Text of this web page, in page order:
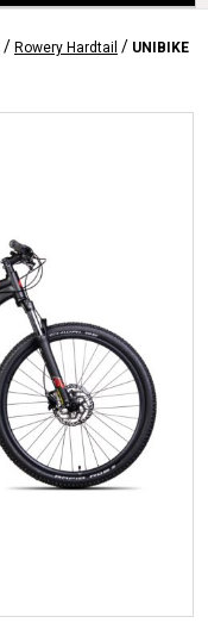
+
Rowery Hardtail
UNIBIKE